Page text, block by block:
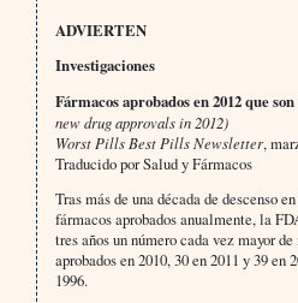
ADVIERTEN
Investigaciones
Fármacos aprobados en 2012 que
new drug approvals in 2012)
Worst Pills Best Pills Newsletter,
Traducido por Salud y Fármacos
Tras más de una década de descenso
fármacos aprobados anualmente, la
tres años un número cada vez mayor
aprobados en 2010, 30 en 2011 y 39 en
1996.